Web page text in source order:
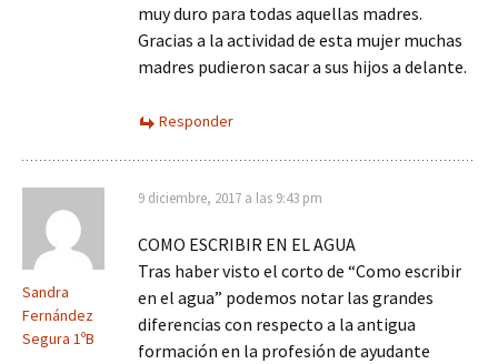
muy duro para todas aquellas madres.
Gracias a la actividad de esta mujer muchas
madres pudieron sacar a sus hijos a delante.
Responder
Sandra
Fernández
Segura 1ºB
9 diciembre, 2017 a las 9:43 pm
COMO ESCRIBIR EN EL AGUA
Tras haber visto el corto de “Como escribir
en el agua” podemos notar las grandes
diferencias con respecto a la antigua
formación en la profesión de ayudante